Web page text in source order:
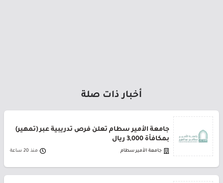
أخبار ذات صلة
جامعة الأمير سطام تعلن فرص تدريبية عبر (تمهير)
بمكافأة 3,000 ريال
جامعة الأمير سطام منذ 20 ساعة